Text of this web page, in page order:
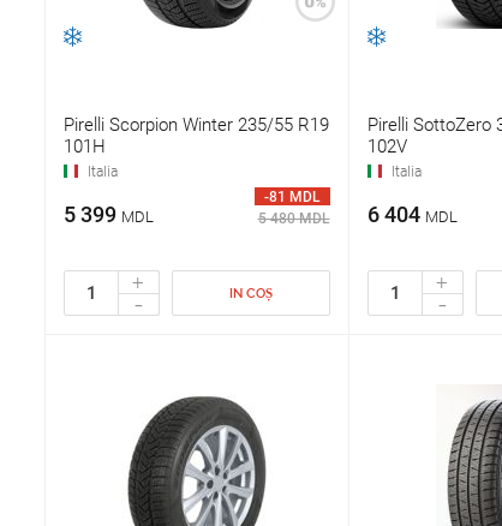
Pirelli Scorpion Winter 235/55 R19
101H
Italia
5 399 MDL
-81 MDL
5 480 MDL
+
- IN COȘ
Pirelli SottoZero
102V
Italia
6 404 MDL
+
-